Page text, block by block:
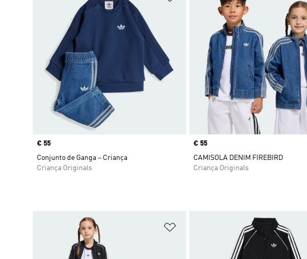
Price
€ 55
Conjunto de Ganga – Criança
Criança Originals
Price
€ 55
CAMISOLA DENIM FIREBIRD
Criança Originals
Adicionar à Lista de Desejos